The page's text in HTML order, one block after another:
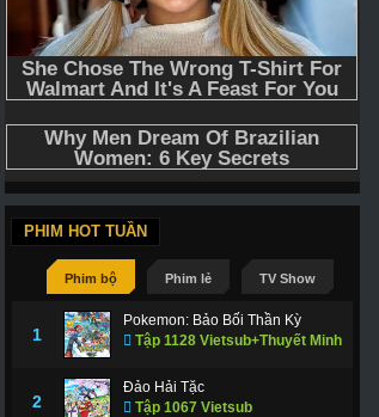
PHIM HOT TUẦN
Phim bộ Phim lẻ TV Show
1
Pokemon: Bảo Bối Thần Kỳ
Tập 1128 Vietsub+Thuyết Minh
2
Đảo Hải Tặc
Tập 1067 Vietsub